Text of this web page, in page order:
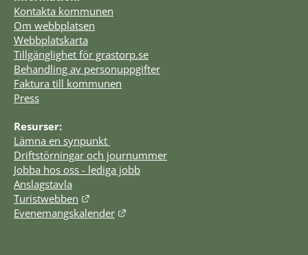
Kontakta kommunen
Om webbplatsen
Webbplatskarta
Tillgänglighet för grastorp.se
Behandling av personuppgifter
Faktura till kommunen
Press
Resurser:
Lämna en synpunkt
Driftstörningar och journummer
Jobba hos oss - lediga jobb
Anslagstavla
Turistwebben
Länk till annan webbplats.
Evenemangskalender
Länk till annan webbplats.